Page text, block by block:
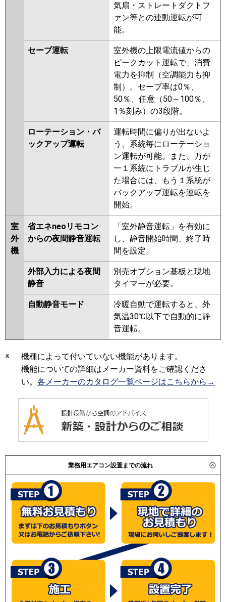
気扇・ストレートダクトフ
ァン等との連動運転が可
能。
セーブ運転
室外機の上限電流値からの
ピークカット運転で、消費
電力を抑制（空調能力も抑
制）。セーブ率は0％、
50％、任意（50～100％、
1％刻み）の3段階。
ローテーション・バ
ックアップ運転
運転時間に偏りが出ないよ
う、系統毎にローテーショ
ン運転が可能。また、万が
一１系統にトラブルが生じ
た場合には、もう１系統が
バックアップ運転を運転を
開始。
室
外
機
省エネneoリモコン
からの夜間静音運転
「室外静音運転」を有効に
し、静音開始時間、終了時
間を設定。
外部入力による夜間
静音
別売オプション基板と現地
タイマーが必要。
自動静音モード
冷暖自動で運転すると、外
気温30℃以下で自動的に静
音運転。
※
機種によって付いていない機能があります。
機能についての詳細はメーカー資料をご確認くださ
い。 各メーカーのカタログ一覧ページはこちらから→
業務用エアコン設置までの流れ